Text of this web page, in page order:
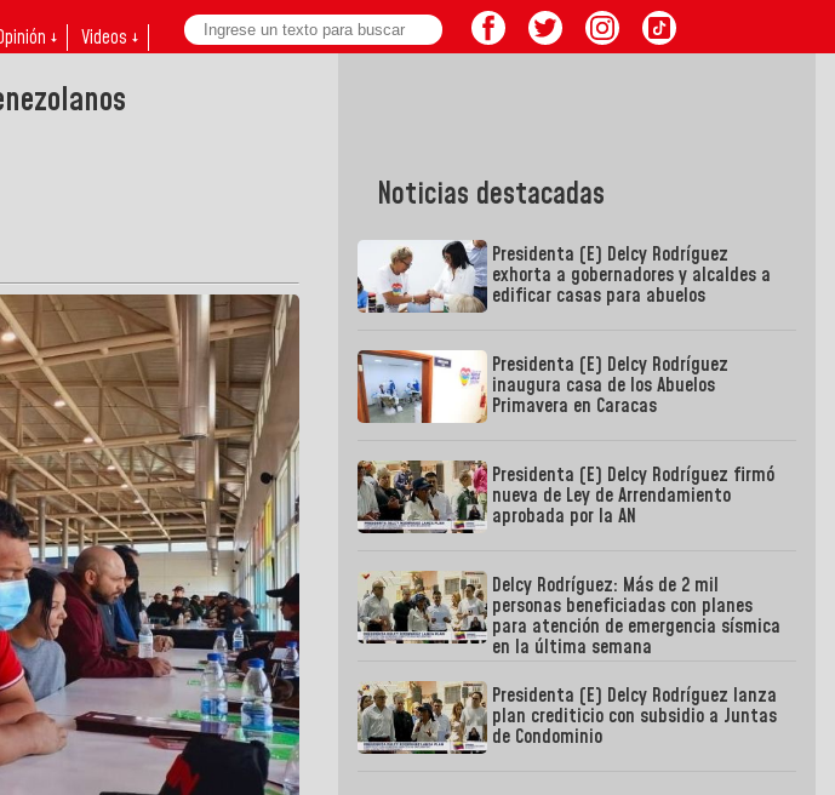
↓ Videos ↓
Noticias destacadas
Presidenta (E) Delcy Rodríguez
exhorta a gobernadores y alcaldes a
edificar casas para abuelos
Presidenta (E) Delcy Rodríguez
inaugura casa de los Abuelos
Primavera en Caracas
Presidenta (E) Delcy Rodríguez firmó
nueva de Ley de Arrendamiento
aprobada por la AN
Delcy Rodríguez: Más de 2 mil
personas beneficiadas con planes
para atención de emergencia sísmica
en la última semana
Presidenta (E) Delcy Rodríguez lanza
plan crediticio con subsidio a Juntas
de Condominio